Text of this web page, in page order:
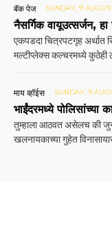
बॅक पेज SUNDAY, 9
नैसर्गिक वायूउत्सर्जन,
एकपडदा चित्रपटगृह अर्थात
मल्टीप्लेक्स कल्चरमध्ये कुठेही
माय व्हॉईस SUNDAY, 9
भाईंदरमध्ये पोलिसांच्या
तुम्हाला आठवत असेलच की
खलनायकाच्या गुहेत